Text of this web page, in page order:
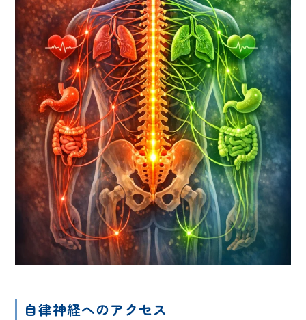
自律神経へのアクセス